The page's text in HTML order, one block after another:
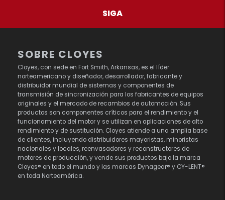
SIGA
SOBRE CLOYES
Cloyes, con sede en Fort Smith, Arkansas, es el líder
norteamericano y diseñador, desarrollador, fabricante y
distribuidor mundial de sistemas y componentes de
transmisión de sincronización para los fabricantes de equipos
originales y el mercado de recambios de automoción. Sus
productos son componentes críticos para el rendimiento y el
funcionamiento del motor y se utilizan en aplicaciones de alto
rendimiento y de sustitución. Cloyes atiende a una amplia base
de clientes, incluyendo distribuidores mayoristas, minoristas
nacionales y locales, reenvasadores y reconstructores de
motores de producción, y vende sus productos bajo la marca
Cloyes® en todo el mundo y las marcas Dynagear® y CY-LENT®
en toda Norteamérica.